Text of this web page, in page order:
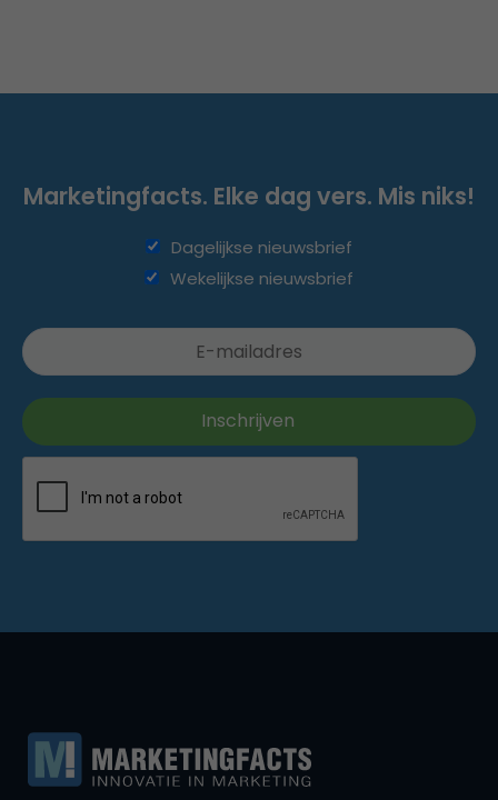
Marketingfacts. Elke dag vers. Mis niks!
Dagelijkse nieuwsbrief
Wekelijkse nieuwsbrief